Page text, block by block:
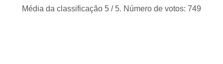
Média da classificação 5 / 5. Número de votos: 749